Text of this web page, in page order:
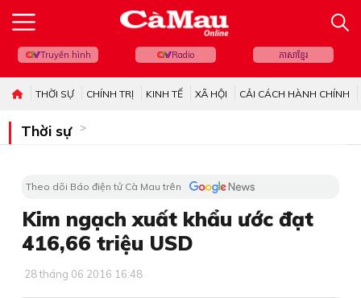
Truyền hình Radio ភាសាខ្មែរ
THỜI SỰ CHÍNH TRỊ KINH TẾ XÃ HỘI CẢI CÁCH HÀNH CHÍNH
Thời sự
Theo dõi Báo điện tử Cà Mau trên
Kim ngạch xuất khẩu ước đạt
416,66 triệu USD
28 tháng 06 2016 16:48